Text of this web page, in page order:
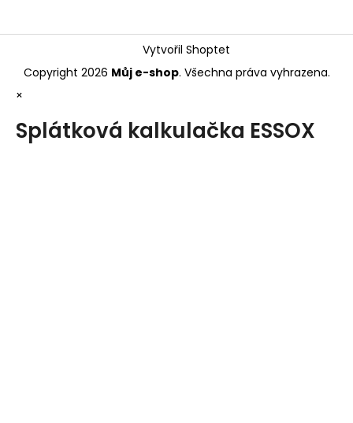
Vytvořil Shoptet
Copyright 2026 Můj e-shop. Všechna práva vyhrazena.
×
Splátková kalkulačka ESSOX